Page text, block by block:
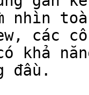
nhìn
các
khả
đầu.